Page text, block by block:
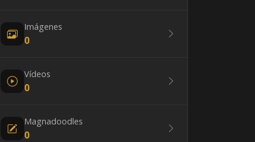
Imágenes
0
Vídeos
0
Magnadoodles
0